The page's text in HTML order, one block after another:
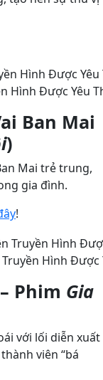
Hình Được Yêu
Ban Mai
)
Mai trẻ trung,
gia đình.
!
Hình Được
Phim Gia
với lối diễn xuất
viên “bá